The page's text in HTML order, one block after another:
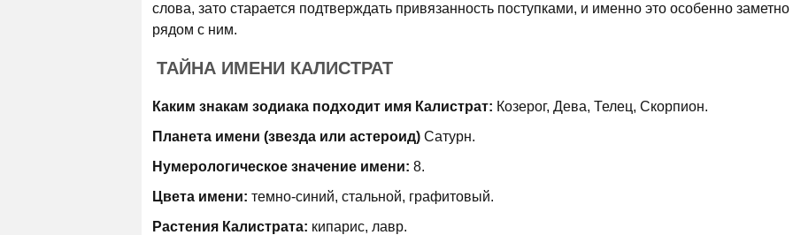
слова, зато старается подтверждать привязанность поступками, и именно это особенно заметно
рядом с ним.
ТАЙНА ИМЕНИ КАЛИСТРАТ
Каким знакам зодиака подходит имя Калистрат: Козерог, Дева, Телец, Скорпион.
Планета имени (звезда или астероид) Сатурн.
Нумерологическое значение имени: 8.
Цвета имени: темно-синий, стальной, графитовый.
Растения Калистрата: кипарис, лавр.